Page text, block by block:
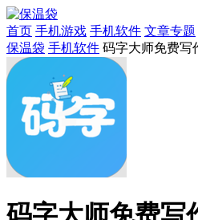
首页 手机游戏 手机软件 文章专题
保温袋 手机软件 码字大师免费写